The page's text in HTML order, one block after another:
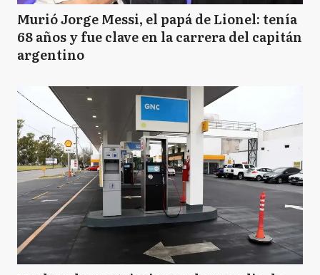
Murió Jorge Messi, el papá de Lionel: tenía
68 años y fue clave en la carrera del capitán
argentino